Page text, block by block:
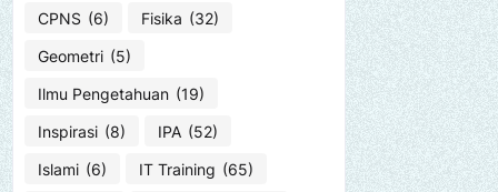
CPNS (6) Fisika (32)
Geometri (5)
Ilmu Pengetahuan (19)
Inspirasi (8) IPA (52)
Islami (6) IT Training (65)